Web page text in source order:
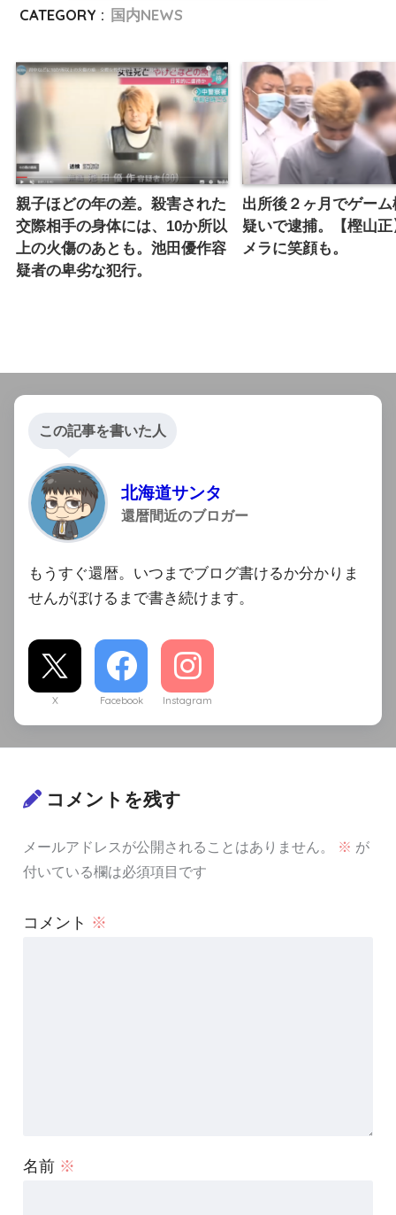
CATEGORY : 国内NEWS
親子ほどの年の差。殺害された
交際相手の身体には、10か所以
上の火傷のあとも。池田優作容
疑者の卑劣な犯行。
出所後２ヶ月でゲー
疑いで逮捕。【樫山
メラに笑顔も。
この記事を書いた人
北海道サンタ
還暦間近のブロガー
もうすぐ還暦。いつまでブログ書けるか分かりま
せんがぼけるまで書き続けます。
X Facebook Instagram
コメントを残す
メールアドレスが公開されることはありません。 ※ が
付いている欄は必須項目です
コメント ※
名前 ※